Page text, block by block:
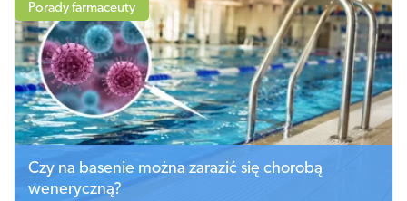
Porady farmaceuty
Czy na basenie można zarazić się chorobą
weneryczną?